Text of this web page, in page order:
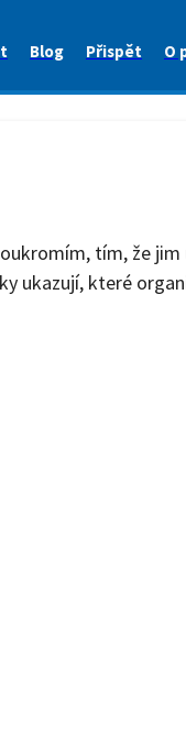
Blog Přispět O
tím, že
ukazují, které